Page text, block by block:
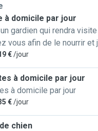
würde mich also
aber auch
wenn es um Tiere
wenn Sie als Halter/
dem Tier versuchen die
die es haben kann
Sie wiederkommen damit
wissen dass es in
zu ermöglichen.
à domicile par jour
gardien qui rendra
vous afin de le nourrir et
€/jour
à domicile par jour
à domicile par jour
€/jour
chien